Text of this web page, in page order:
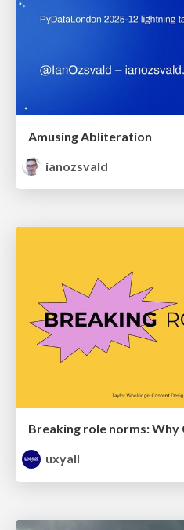
Amusing Abliteration
ianozsvald
uxyall